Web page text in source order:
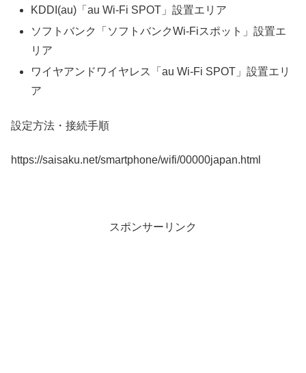
KDDI(au)「au Wi-Fi SPOT」設置エリア
ソフトバンク「ソフトバンクWi-Fiスポット」設置エ
リア
ワイヤアンドワイヤレス「au Wi-Fi SPOT」設置エリ
ア
設定方法・接続手順
https://saisaku.net/smartphone/wifi/00000japan.html
スポンサーリンク